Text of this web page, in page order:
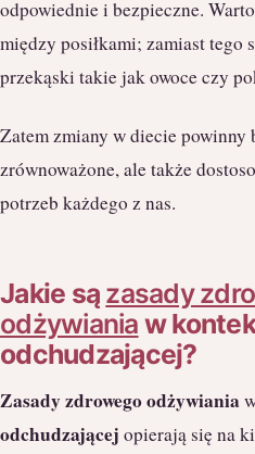
odpowiednie i bezpieczne.
między posiłkami; zamiast tego
przekąski takie jak owoce czy
Zatem zmiany w diecie powinny
zrównoważone, ale także
potrzeb każdego z nas.
Jakie są zasady
odżywiania w
odchudzającej?
Zasady zdrowego odżywiania
odchudzającej opierają się na